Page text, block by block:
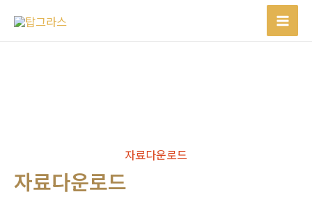
자료다운로드
자료다운로드